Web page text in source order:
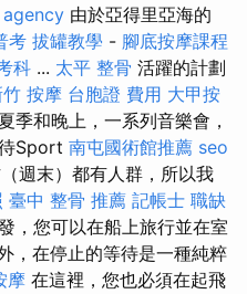
由於亞得里亞海的
考 拔罐教學 - 腳底按摩課程
科 ... 太平 整骨 活躍的計劃
竹 按摩 台胞證 費用 大甲按
季和晚上，一系列音樂會，
Sport 南屯國術館推薦 seo
週末）都有人群，所以我
臺中 整骨 推薦 記帳士 職缺
，您可以在船上旅行並在室
，在停止的等待是一種純粹
摩 在這裡，您也必須在起飛